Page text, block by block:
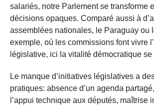
salariés, notre Parlement se transforme
décisions opaques. Comparé aussi à
assemblées nationales, le Paraguay ou
exemple, où les commissions font vivre
législative, ici la vitalité démocratique se
Le manque d’initiatives législatives a
pratiques: absence d’un agenda
l’appui technique aux députés, maîtrise